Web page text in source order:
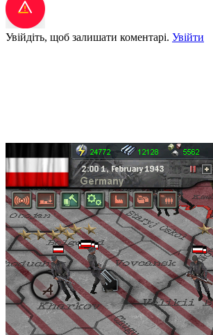
Увійдіть, щоб залишати коментарі. Увійти